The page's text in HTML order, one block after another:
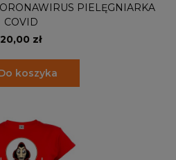
PIELĘGNIARKA
COVID
20,00 zł
koszyka